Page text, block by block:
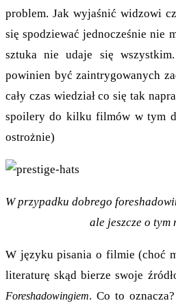
problem. Jak wyjaśnić widzowi
się spodziewać jednocześnie nie
sztuka nie udaje się
powinien być zaintrygowanych
cały czas wiedział co się tak
spoilery do kilku filmów w tym
ostrożnie)
W przypadku dobrego
ale jeszcze o tym
W języku pisania o filmie (choć
literaturę skąd bierze swoje
Foreshadowingiem. Co to